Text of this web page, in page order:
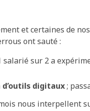
et certaines de
ont sauté :
salarié sur 2 a
digitaux;
nous interpellent